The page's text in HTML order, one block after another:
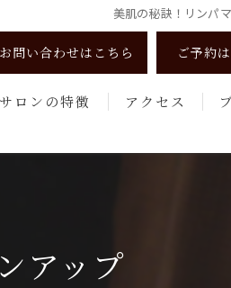
美肌の秘訣！リンパ
お問い合わせはこちら ご予約
ロンの特徴 アクセス
アップ